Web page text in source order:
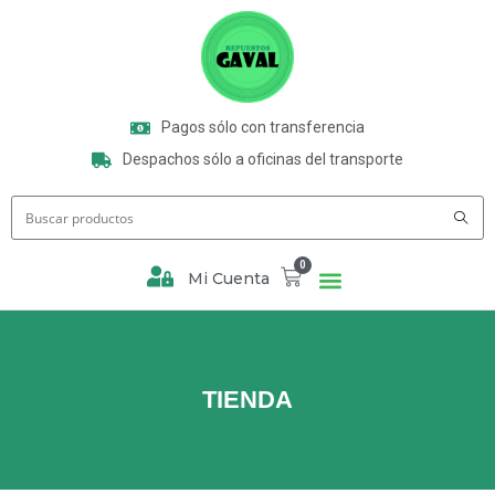
Pagos sólo con transferencia
Despachos sólo a oficinas del transporte
Mi Cuenta
0
TIENDA